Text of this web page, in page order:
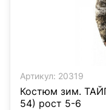
Артикул: 20319
Костюм зим.
54) рост 5-6